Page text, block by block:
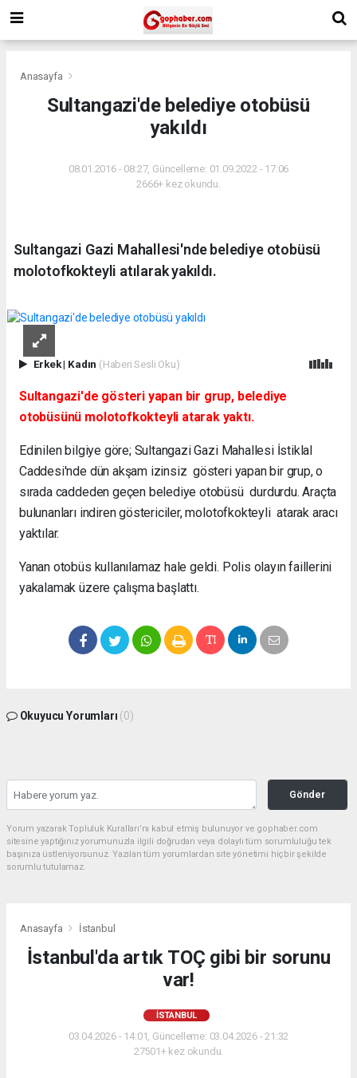
Anasayfa
Sultangazi'de belediye otobüsü
yakıldı
08.01.2016 - 08:27, Güncelleme: 01.09.2022 - 17:06
2666+ kez okundu.
Sultangazi Gazi Mahallesi'nde belediye otobüsü
molotofkokteyli atılarak yakıldı.
Erkek| Kadın (Haberi Sesli Oku)
Sultangazi'de gösteri yapan bir grup, belediye
otobüsünü molotofkokteyli atarak yaktı.
Edinilen bilgiye göre; Sultangazi Gazi Mahallesi İstiklal
Caddesi'nde dün akşam izinsiz gösteri yapan bir grup, o
sırada caddeden geçen belediye otobüsü durdurdu. Araçta
bulunanları indiren göstericiler, molotofkokteyli atarak aracı
yaktılar.
Yanan otobüs kullanılamaz hale geldi. Polis olayın faillerini
yakalamak üzere çalışma başlattı.
Okuyucu Yorumları (0)
Gönder
Yorum yazarak Topluluk Kuralları’nı kabul etmiş bulunuyor ve gophaber.com
sitesine yaptığınız yorumunuzla ilgili doğrudan veya dolaylı tüm sorumluluğu tek
başınıza üstleniyorsunuz. Yazılan tüm yorumlardan site yönetimi hiçbir şekilde
sorumlu tutulamaz.
Anasayfa İstanbul
İstanbul'da artık TOÇ gibi bir sorunu
var!
İSTANBUL
03.04.2026 - 14:01, Güncelleme: 03.04.2026 - 21:32
27501+ kez okundu.